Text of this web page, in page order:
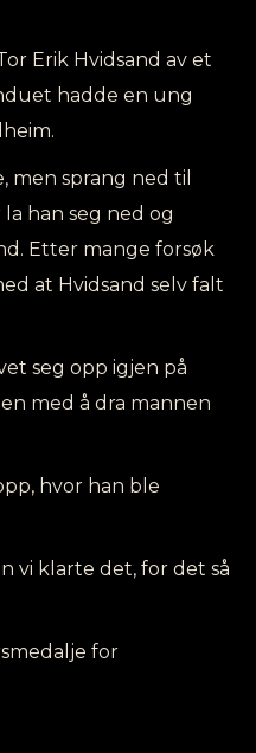
Erik Hvidsand av et
hadde en ung
men sprang ned til
han seg ned og
Etter mange forsøk
at Hvidsand selv falt
seg opp igjen på
med å dra mannen
hvor han ble
vi klarte det, for det så
for